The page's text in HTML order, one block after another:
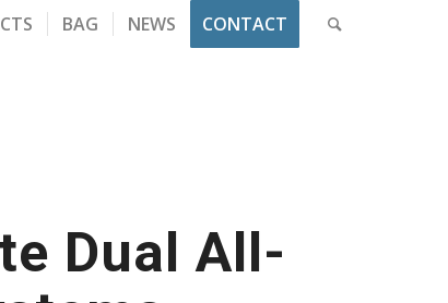
BAG NEWS CONTACT
Dual All-